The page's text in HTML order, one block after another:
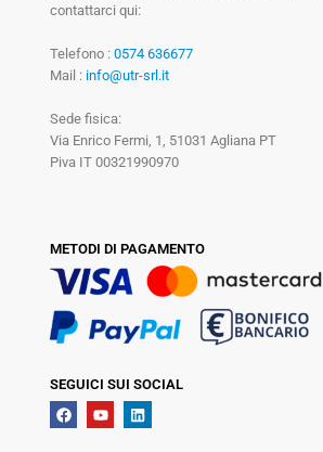
contattarci qui:
Telefono : 0574 636677
Mail : info@utr-srl.it
Sede fisica:
Via Enrico Fermi, 1, 51031 Agliana PT
Piva IT 00321990970
METODI DI PAGAMENTO
SEGUICI SUI SOCIAL